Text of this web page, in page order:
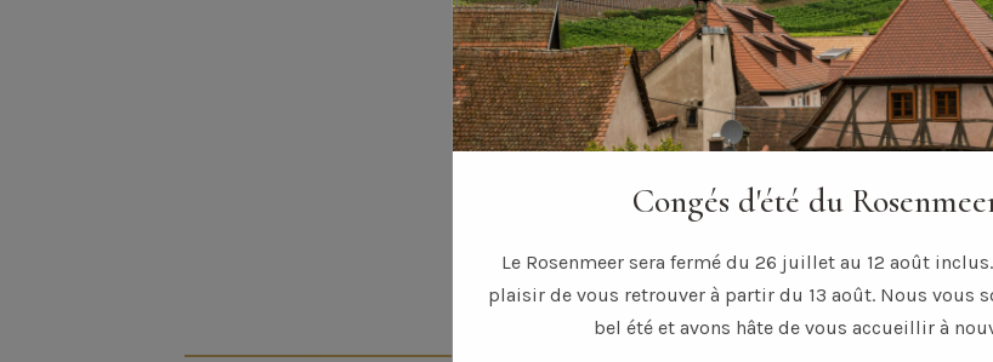
SELON LES SAISONS
A LA CARTE
Congés d'été du
Le Rosenmeer sera fermé du 26 juillet au 12 août
plaisir de vous retrouver à partir du 13 août. Nous vous
bel été et avons hâte de vous accueillir à